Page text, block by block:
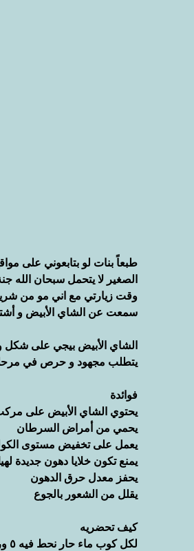
طبعاً بنات لو بتابعوني على
الصغير لا يتحمل سبحان الله
وقت زيارتي مع اني مو من
سمعت عن الشاي الأبيض و
الشاي الأبيض بيجي على شكل
يتطلب مجهود و حرص في
فوائدة
يحتوي الشاي الأبيض على
يحمي من أمراض السرطان
يعمل على تخفيض مستوى
يمنع تكون خلايا دهون جديدة
يحفز معدل حرق الدهون
يقلل من الشعور بالجوع
كيف تحضريه
لكل كوب ماء حار نحط فيه ٥ ورقات من الشاي الأبيض المجفف